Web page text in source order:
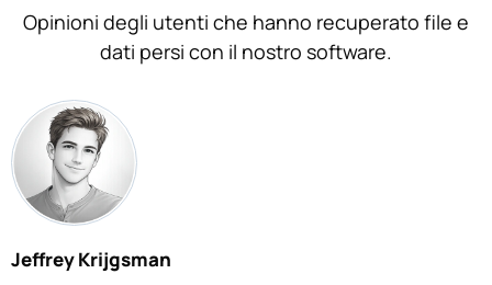
Opinioni degli utenti che hanno recuperato file e
dati persi con il nostro software.
Jeffrey Krijgsman